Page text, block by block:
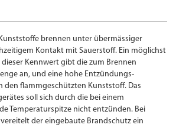
brennen unter übermässiger
Kontakt mit Sauerstoff. Ein möglichst
Kennwert gibt die zum Brennen
an, und eine hohe Entzündungs­
flammgeschützten Kunststoff. Das
soll sich durch die bei einem
Temperaturspitze nicht entzünden. Bei
der eingebaute Brandschutz ein